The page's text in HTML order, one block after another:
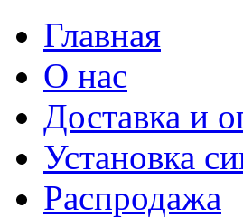
Главная
О нас
Доставка и
Установка
Распродажа